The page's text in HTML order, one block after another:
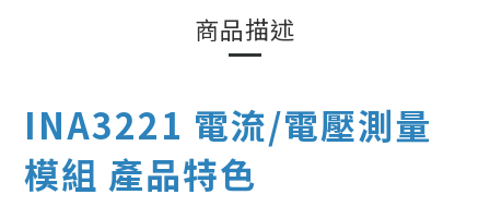
商品描述
INA3221 電流/電壓測量
模組 產品特色